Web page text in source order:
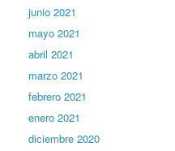
junio 2021
mayo 2021
abril 2021
marzo 2021
febrero 2021
enero 2021
diciembre 2020